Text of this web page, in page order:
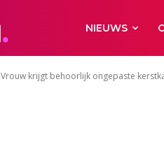
NIEUWS
Vrouw krijgt behoorlijk ongepaste